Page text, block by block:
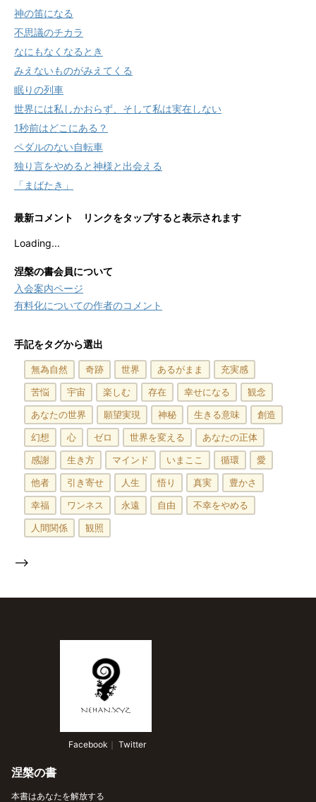
神の笛になる
不思議のチカラ
なにもなくなるとき
みえないものがみえてくる
眠りの列車
世界には私しかおらず、そして私は実在しない
1秒前はどこにある？
ペダルのない自転車
独り言をやめると神様と出会える
「まばたき」
最新コメント リンクをタップすると表示されます
Loading...
涅槃の書会員について
入会案内ページ
有料化についての作者のコメント
手記をタグから選出
無為自然 奇跡 世界 あるがまま
充実感
苦悩
宇宙 楽しむ 存在 幸せになる
観念
あなたの世界
願望実現 神秘 生きる意味
創造
幻想
心 ゼロ 世界を変える
あなたの正体
感謝
生き方 マインド いまここ 循環
愛
他者
引き寄せ 人生 悟り 真実
豊かさ
幸福
ワンネス 永遠 自由
不幸をやめる
人間関係
観照
-->
Facebook ｜ Twitter
涅槃の書
本書はあなたを解放する